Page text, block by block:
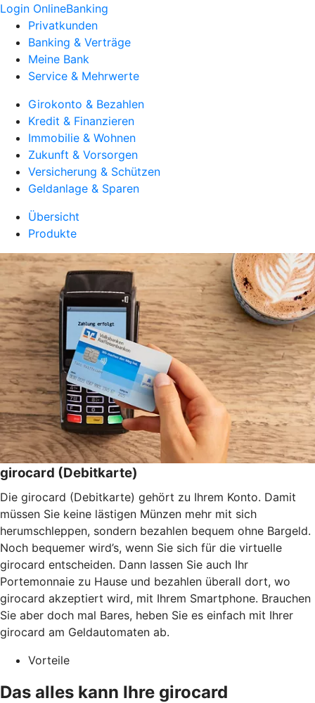
Login OnlineBanking
Privatkunden
Banking & Verträge
Meine Bank
Service & Mehrwerte
Girokonto & Bezahlen
Kredit & Finanzieren
Immobilie & Wohnen
Zukunft & Vorsorgen
Versicherung & Schützen
Geldanlage & Sparen
Übersicht
Produkte
girocard (Debitkarte)
Die girocard (Debitkarte) gehört zu Ihrem Konto. Damit
müssen Sie keine lästigen Münzen mehr mit sich
herumschleppen, sondern bezahlen bequem ohne Bargeld.
Noch bequemer wird’s, wenn Sie sich für die virtuelle
girocard entscheiden. Dann lassen Sie auch Ihr
Portemonnaie zu Hause und bezahlen überall dort, wo
girocard akzeptiert wird, mit Ihrem Smartphone. Brauchen
Sie aber doch mal Bares, heben Sie es einfach mit Ihrer
girocard am Geldautomaten ab.
Vorteile
Das alles kann Ihre girocard